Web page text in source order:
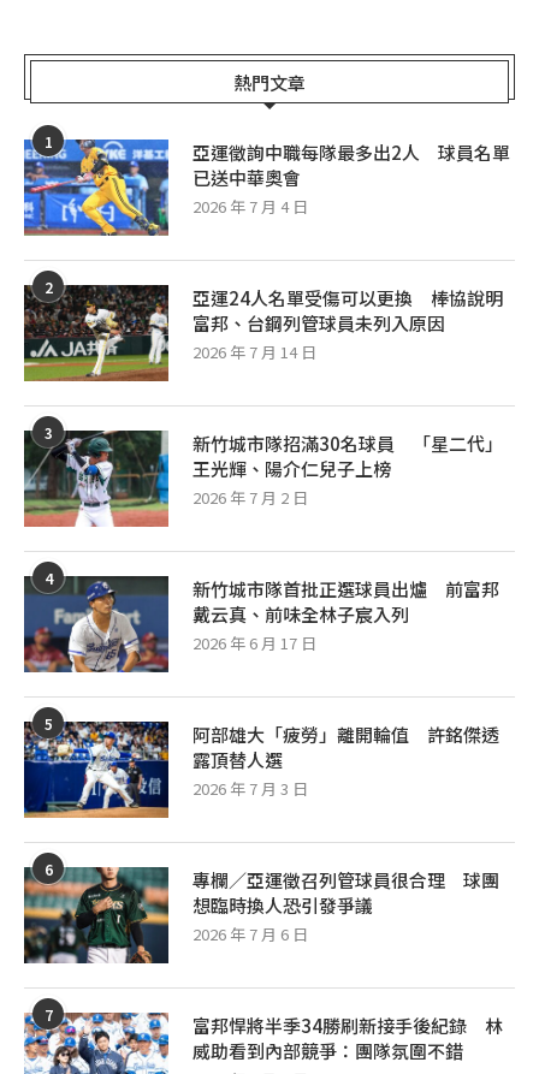
熱門文章
1
亞運徵詢中職每隊最多出2人 球員名單
已送中華奧會
2026 年 7 月 4 日
2
亞運24人名單受傷可以更換 棒協說明
富邦、台鋼列管球員未列入原因
2026 年 7 月 14 日
3
新竹城市隊招滿30名球員 「星二代」
王光輝、陽介仁兒子上榜
2026 年 7 月 2 日
4
新竹城市隊首批正選球員出爐 前富邦
戴云真、前味全林子宸入列
2026 年 6 月 17 日
5
阿部雄大「疲勞」離開輪值 許銘傑透
露頂替人選
2026 年 7 月 3 日
6
專欄／亞運徵召列管球員很合理 球團
想臨時換人恐引發爭議
2026 年 7 月 6 日
7
富邦悍將半季34勝刷新接手後紀錄 林
威助看到內部競爭：團隊氛圍不錯